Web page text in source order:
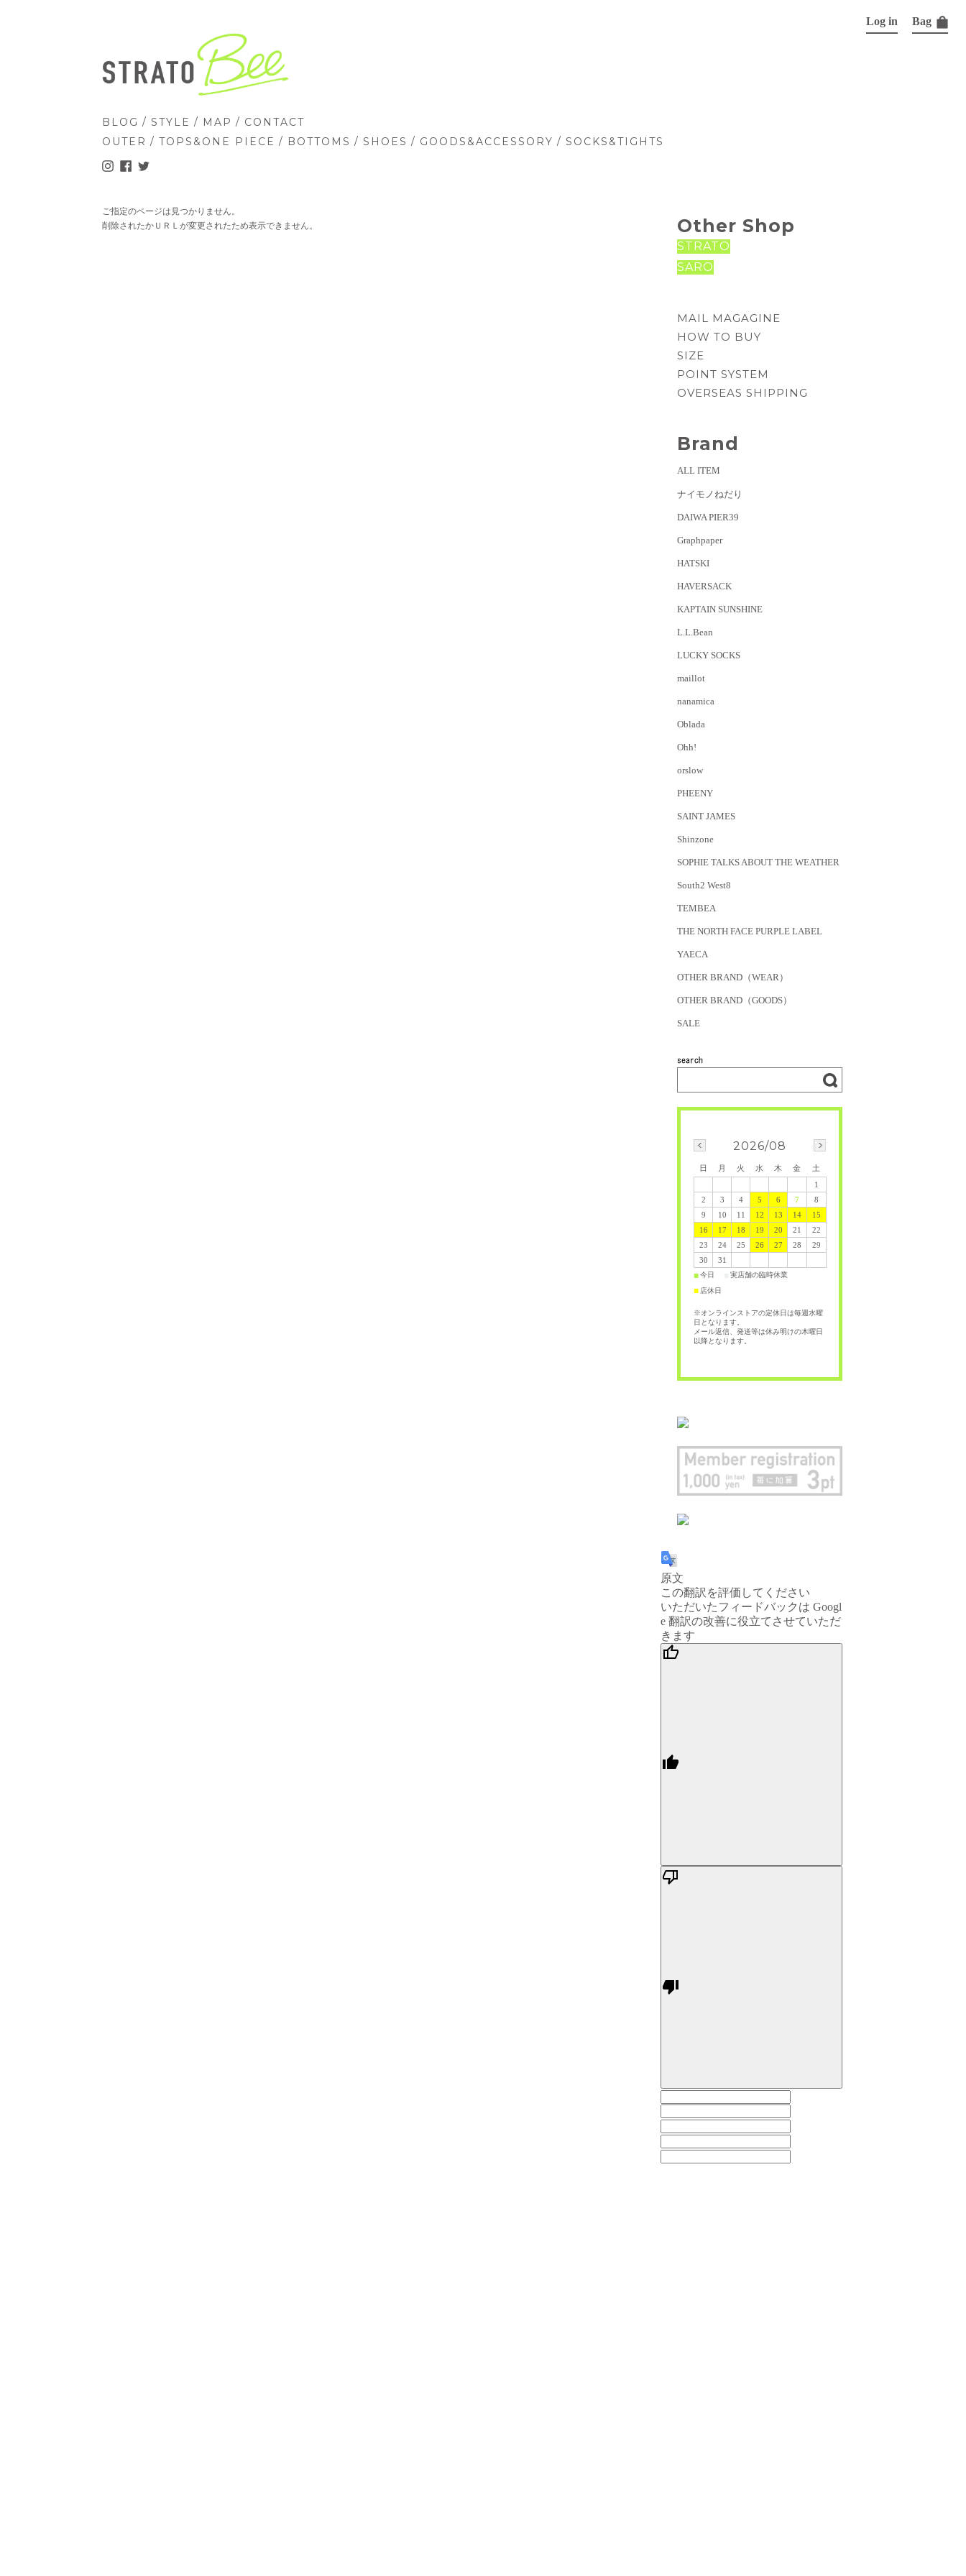
BLOG / STYLE / MAP / CONTACT
OUTER / TOPS&ONE PIECE / BOTTOMS / SHOES / GOODS&ACCESSORY / SOCKS&TIGHTS
Log in Bag
ご指定のページは見つかりません。
削除されたかＵＲＬが変更されたため表示できません。
Other Shop
STRATO
SARO
MAIL MAGAGINE
HOW TO BUY
SIZE
POINT SYSTEM
OVERSEAS SHIPPING
Brand
ALL ITEM
ナイモノねだり
DAIWA PIER39
Graphpaper
HATSKI
HAVERSACK
KAPTAIN SUNSHINE
L.L.Bean
LUCKY SOCKS
maillot
nanamica
Oblada
Ohh!
orslow
PHEENY
SAINT JAMES
Shinzone
SOPHIE TALKS ABOUT THE WEATHER
South2 West8
TEMBEA
THE NORTH FACE PURPLE LABEL
YAECA
OTHER BRAND（WEAR）
OTHER BRAND（GOODS）
SALE
2026/08
日 月 火 水 木 金
土
1
2
3 4 5 6 7
8
9
10 11 12 13 14
15
16
17 18 19 20 21
22
23
24 25 26 27 28
29
30
31
■今日 実店舗の臨時休業
■ 店休日
※オンラインストアの定休日は毎週水曜
日となります。
メール返信、発送等は休み明けの木曜日
以降となります。
原文
この翻訳を評価してください
いただいたフィードバックは Googl
e 翻訳の改善に役立てさせていただ
きます